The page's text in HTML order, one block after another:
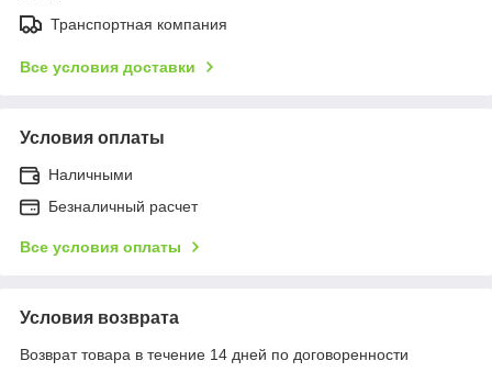
Транспортная компания
Все условия доставки
Условия оплаты
Наличными
Безналичный расчет
Все условия оплаты
Условия возврата
Возврат товара в течение 14 дней по договоренности